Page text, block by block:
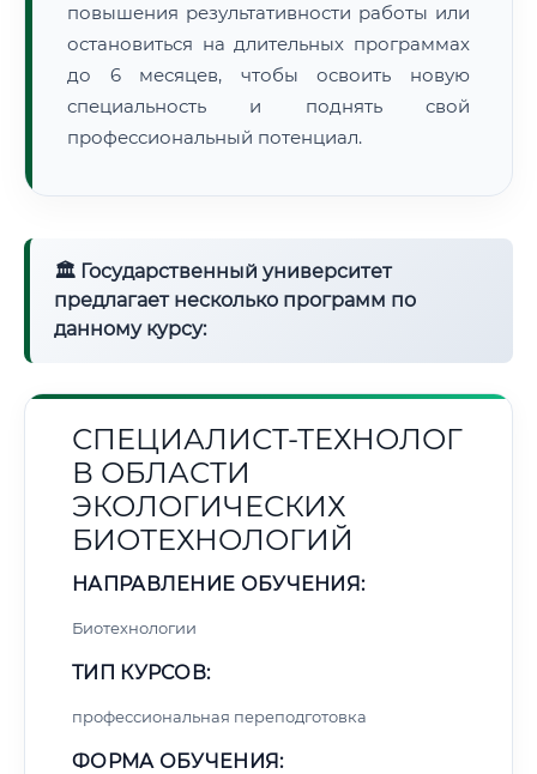
повышения результативности работы или
остановиться на длительных программах
до 6 месяцев, чтобы освоить новую
специальность и поднять свой
профессиональный потенциал.
🏛 Государственный университет
предлагает несколько программ по
данному курсу:
СПЕЦИАЛИСТ-ТЕХНОЛОГ
В ОБЛАСТИ
ЭКОЛОГИЧЕСКИХ
БИОТЕХНОЛОГИЙ
НАПРАВЛЕНИЕ ОБУЧЕНИЯ:
Биотехнологии
ТИП КУРСОВ:
профессиональная переподготовка
ФОРМА ОБУЧЕНИЯ: